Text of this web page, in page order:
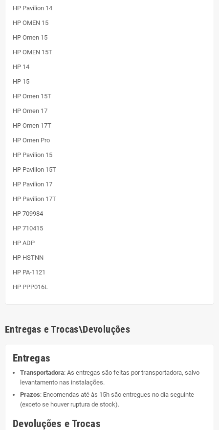
HP Pavilion 14
HP OMEN 15
HP Omen 15
HP OMEN 15T
HP 14
HP 15
HP Omen 15T
HP Omen 17
HP Omen 17T
HP Omen Pro
HP Pavilion 15
HP Pavilion 15T
HP Pavilion 17
HP Pavilion 17T
HP 709984
HP 710415
HP ADP
HP HSTNN
HP PA-1121
HP PPP016L
Entregas e Trocas\Devoluções
Entregas
Transportadora: As entregas são feitas por transportadora, salvo
levantamento nas instalações.
Prazos: Encomendas até às 15h são entregues no dia seguinte
(exceto se houver ruptura de stock).
Devoluções e Trocas